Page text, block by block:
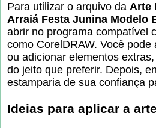
Para utilizar o arquivo da Arte
Arraiá Festa Junina Modelo
abrir no programa compatível
como CorelDRAW. Você
ou adicionar elementos
do jeito que preferir. Depois,
estamparia de sua confiança
Ideias para aplicar a arte